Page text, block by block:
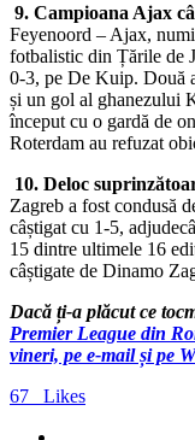
9. Campioana Ajax
Feyenoord – Ajax,
fotbalistic din Țările de
0-3, pe De Kuip. Două
și un gol al ghanezului
început cu o gardă de
Roterdam au refuzat
10. Deloc
Zagreb a fost condusă
câștigat cu 1-5,
15 dintre ultimele 16
câștigate de Dinamo
Dacă ți-a plăcut ce
Premier League din
vineri, pe e-mail și pe
67
Likes